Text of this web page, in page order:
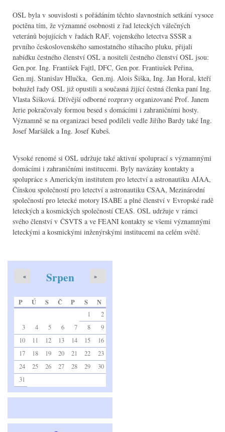
OSL byla v souvislosti s pořádáním těchto slavnostních setkání vysoce
poctěna tím, že významné osobnosti z řad leteckých válečných
veteránů bojujících v řadách RAF, vojenského letectva SSSR a
prvního československého samostatného stíhacího pluku, přijali
nabídku čestného členství OSL a nositeli čestného členství OSL jsou:
Gen.por. Ing. František Fajtl, DFC, Gen.por. Frantiušek Peřina,
Gen.mj. Stanislav Hlučka, Gen.mj. Alois Šiška, Ing. Jan Horal, kteří
bohužel řady OSL již opustili a současná žijící čestná členka paní Ing.
Vlasta Šišková. Dřívější odborné rozpravy organizované Prof. Janem
Jerie pokračovaly formou besed s domácími i zahraničními hosty.
Významně se na organizaci besed podíleli vedle Jiřího Bardy také Ing.
Josef Maršálek a Ing. Josef Kubeš.
Vysoké renomé si OSL udržuje také aktivní spoluprací s významnými
domácími i zahraničními institucemi. Byly navázány kontakty a
spolupráce s Americkým institutem pro letectví a astronautiku AIAA,
Čínskou společností pro letectví a astronautiku CSAA, Mezinárodní
společností pro letecké motory ISABE a plné členství v Evropské radě
leteckých a kosmických společností CEAS. OSL udržuje v rámci
svého členství v ČSVTS a ve FEANI kontakty se všemi významnými
leteckými a kosmickými inženýrskými institucemi na celém světě.
Srpen
« »
P Ú S Č P S N
1
2
3
4 5 6 7 8
9
10
11 12 13 14 15
16
17
18 19 20 21 22
23
24
25 26 27 28 29
30
31